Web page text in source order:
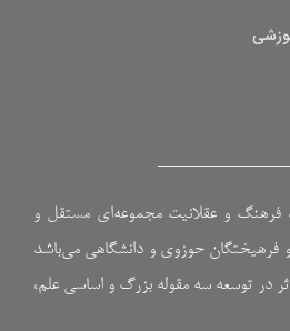
فرهنگ و عقلانیت مجموعه‌ای مستقل و
فرهیختگان حوزوی و دانشگاهی می‌باشد
در توسعه سه مقوله بزرگ و اساسی علم،